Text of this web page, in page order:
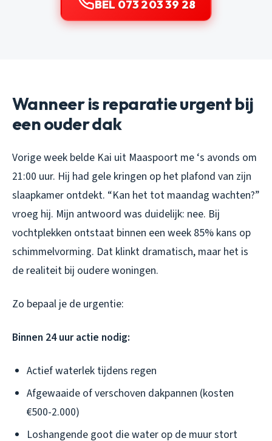
BEL 073 203 39 28
Wanneer is reparatie urgent bij
een ouder dak
Vorige week belde Kai uit Maaspoort me ‘s avonds om
21:00 uur. Hij had gele kringen op het plafond van zijn
slaapkamer ontdekt. “Kan het tot maandag wachten?”
vroeg hij. Mijn antwoord was duidelijk: nee. Bij
vochtplekken ontstaat binnen een week 85% kans op
schimmelvorming. Dat klinkt dramatisch, maar het is
de realiteit bij oudere woningen.
Zo bepaal je de urgentie:
Binnen 24 uur actie nodig:
Actief waterlek tijdens regen
Afgewaaide of verschoven dakpannen (kosten
€500-2.000)
Loshangende goot die water op de muur stort